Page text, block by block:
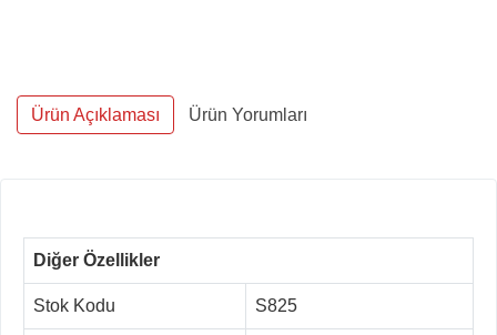
Ürün Açıklaması Ürün Yorumları
Diğer Özellikler
Stok Kodu S825